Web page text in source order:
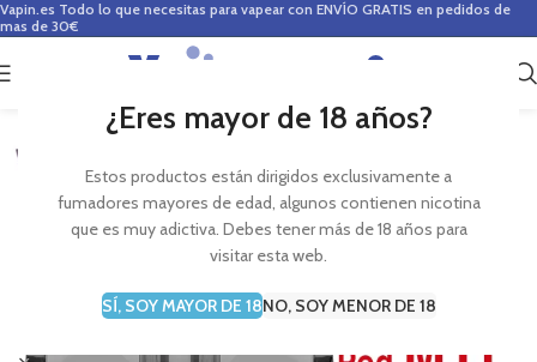
¿Eres mayor de 18 años?
Estos productos están dirigidos exclusivamente a
fumadores mayores de edad, algunos contienen nicotina
que es muy adictiva. Debes tener más de 18 años para
visitar esta web.
SÍ, SOY MAYOR DE 18NO, SOY MENOR DE 18
Vapin.es Todo lo que necesitas para vapear con ENVÍO GRATIS en pedidos de
mas de 30€
0